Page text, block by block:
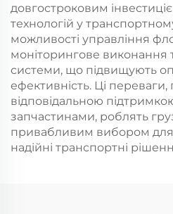
довгостроковим
технологій у
можливості управління
моніторингове виконання
системи, що підвищують
ефективність. Ці переваги,
відповідальною
запчастинами, роблять
привабливим вибором для
надійні транспортні